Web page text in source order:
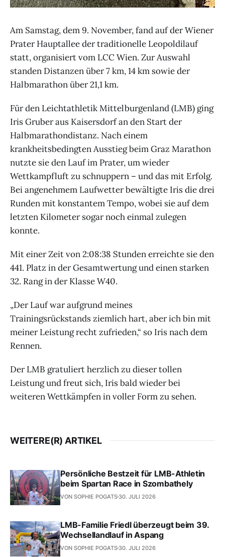
Am Samstag, dem 9. November, fand auf der Wiener
Prater Hauptallee der traditionelle Leopoldilauf
statt, organisiert vom LCC Wien. Zur Auswahl
standen Distanzen über 7 km, 14 km sowie der
Halbmarathon über 21,1 km.
Für den Leichtathletik Mittelburgenland (LMB) ging
Iris Gruber aus Kaisersdorf an den Start der
Halbmarathondistanz. Nach einem
krankheitsbedingten Ausstieg beim Graz Marathon
nutzte sie den Lauf im Prater, um wieder
Wettkampfluft zu schnuppern – und das mit Erfolg.
Bei angenehmem Laufwetter bewältigte Iris die drei
Runden mit konstantem Tempo, wobei sie auf dem
letzten Kilometer sogar noch einmal zulegen
konnte.
Mit einer Zeit von 2:08:38 Stunden erreichte sie den
441. Platz in der Gesamtwertung und einen starken
32. Rang in der Klasse W40.
„Der Lauf war aufgrund meines
Trainingsrückstands ziemlich hart, aber ich bin mit
meiner Leistung recht zufrieden,“ so Iris nach dem
Rennen.
Der LMB gratuliert herzlich zu dieser tollen
Leistung und freut sich, Iris bald wieder bei
weiteren Wettkämpfen in voller Form zu sehen.
WEITERE(R) ARTIKEL
Persönliche Bestzeit für LMB-Athletin
beim Spartan Race in Szombathely
VON SOPHIE POGATS 30. JULI 2026
LMB-Familie Friedl überzeugt beim 39.
Wechsellandlauf in Aspang
VON SOPHIE POGATS 30. JULI 2026